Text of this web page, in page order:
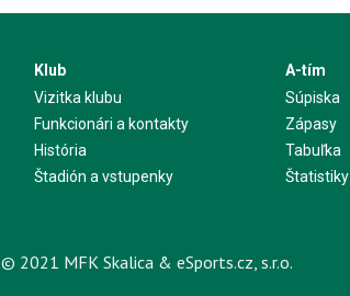
Klub
Vizitka klubu
Funkcionári a kontakty
História
Štadión a vstupenky
A-tím
Súpiska
Zápasy
Tabuľka
Štatistiky
© 2021 MFK Skalica & eSports.cz, s.r.o.